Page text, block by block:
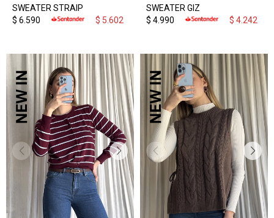
SWEATER STRAIP
$ 6.590 $ 5.602
SWEATER GIZ
$ 4.990 $ 4.242